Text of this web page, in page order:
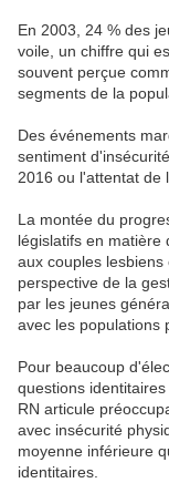
En 2003, 24 % des
voile, un chiffre qui
souvent perçue
segments de la
Des événements
sentiment
2016 ou l'attentat de
La montée du
législatifs en
aux couples
perspective de la
par les jeunes
avec les populations
Pour beaucoup
questions
RN articule
avec insécurité
moyenne inférieure
identitaires.